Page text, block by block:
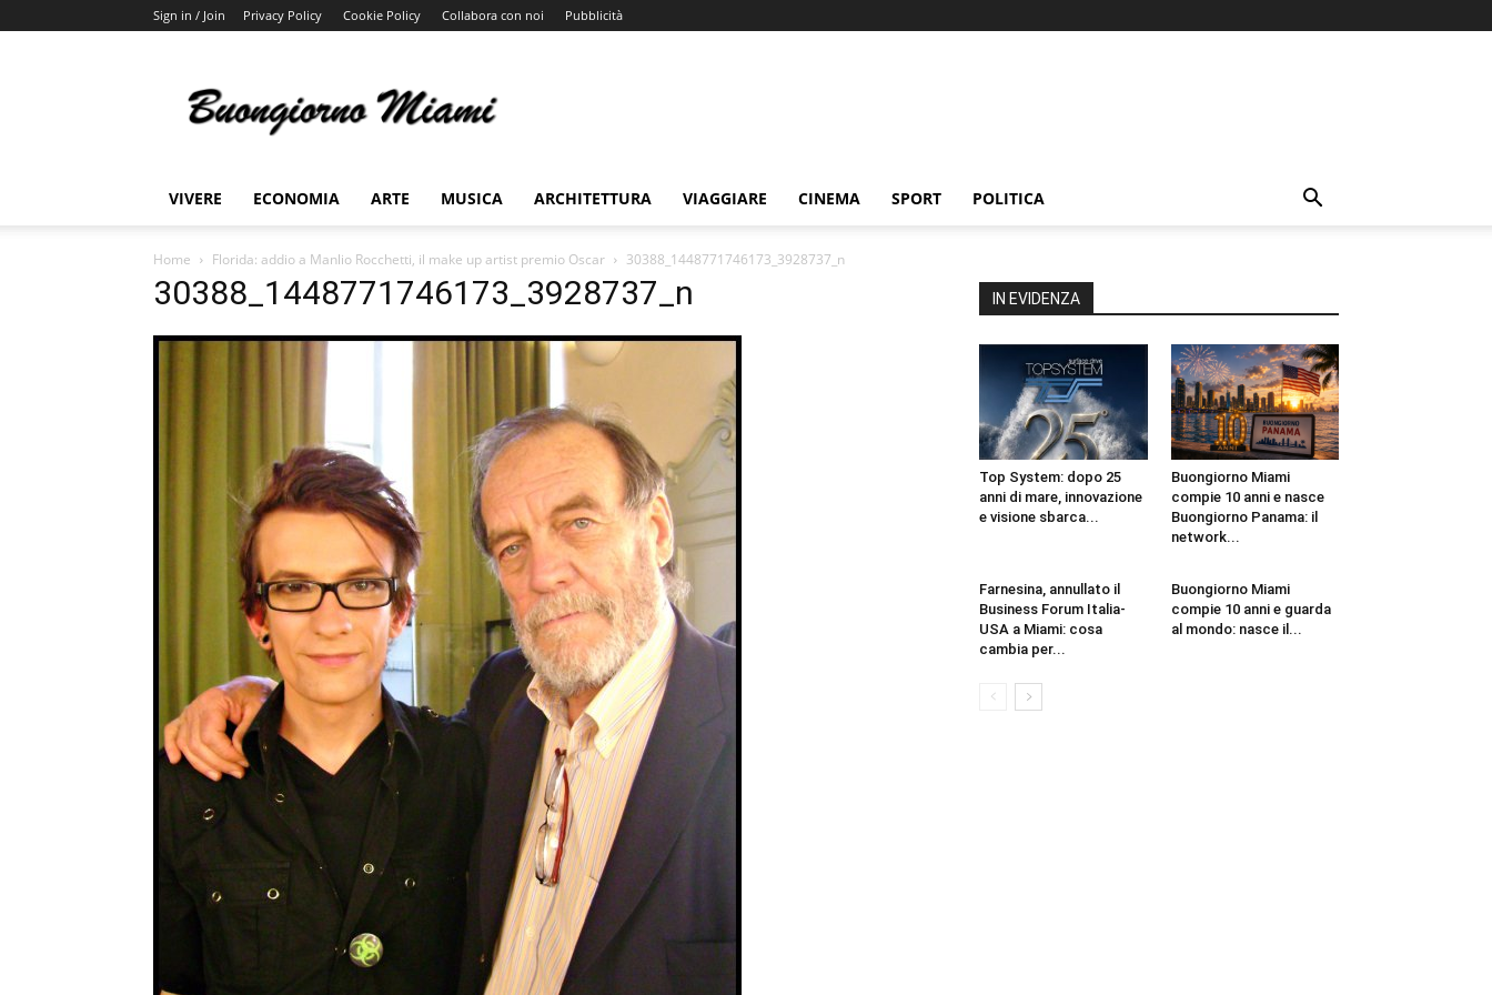
Sign in / Join Privacy Policy Cookie Policy Collabora con noi Pubblicità
Miami
VIVERE ECONOMIA ARTE MUSICA ARCHITETTURA VIAGGIARE CINEMA SPORT POLITICA
Home Florida: addio a Manlio Rocchetti, il make up artist premio Oscar 30388_1448771746173_3928737_n
30388_1448771746173_3928737_n IN EVIDENZA
Top System: dopo 25
anni di mare, innovazione
e visione sbarca...
Buongiorno Miami
compie 10 anni e nasce
Buongiorno Panama: il
network...
Farnesina, annullato il
Business Forum Italia-
USA a Miami: cosa
cambia per...
Buongiorno Miami
compie 10 anni e guarda
al mondo: nasce il...